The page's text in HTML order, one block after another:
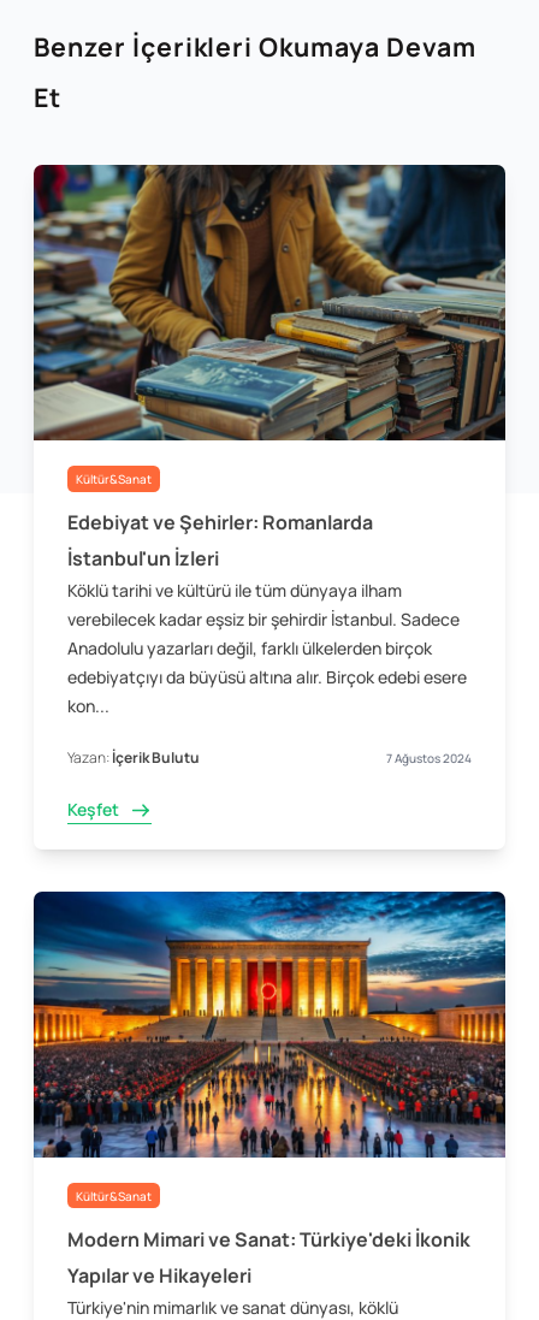
Benzer İçerikleri Okumaya Devam
Et
Kültür&Sanat
Edebiyat ve Şehirler: Romanlarda
İstanbul'un İzleri
Köklü tarihi ve kültürü ile tüm dünyaya ilham
verebilecek kadar eşsiz bir şehirdir İstanbul. Sadece
Anadolulu yazarları değil, farklı ülkelerden birçok
edebiyatçıyı da büyüsü altına alır. Birçok edebi esere
kon...
Yazan:İçerik Bulutu 7 Ağustos 2024
Keşfet
Kültür&Sanat
Modern Mimari ve Sanat: Türkiye'deki İkonik
Yapılar ve Hikayeleri
Türkiye'nin mimarlık ve sanat dünyası, köklü